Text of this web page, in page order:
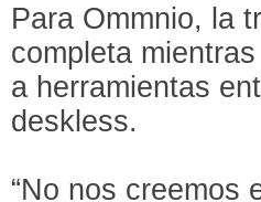
Para Ommnio, la
completa
a herramientas
deskless.
“No nos creemos